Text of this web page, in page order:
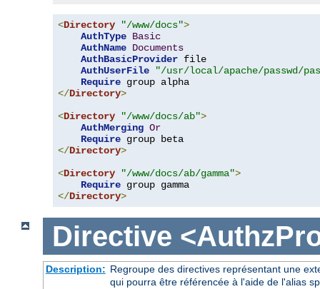
<Directory "/www/docs">
AuthType Basic
AuthName Documents
AuthBasicProvider file
AuthUserFile
"/usr/local/apache/passwd/
Require
</Directory>
<Directory "/www/docs/ab">
AuthMerging Or
Require
</Directory>
<Directory "/www/docs/ab/gamma">
Require
</Directory>
Directive
Description: Regroupe des directives représentant une
qui pourra être référencée à l'aide de l'alias